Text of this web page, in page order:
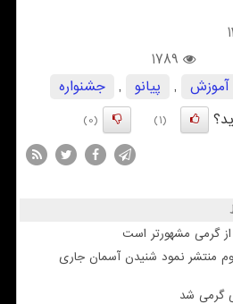
1789
آموزش , پیانو ,
جشنواره
(1)
(0)
مشهورتر است
منتشر نمود شنیدن آسمان جاری
گرمی شد